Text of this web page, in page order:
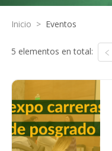
Inicio > Eventos
5 elementos en total: